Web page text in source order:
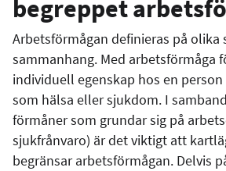
begreppet
Arbetsförmågan definieras på olika
sammanhang. Med arbetsförmåga
individuell egenskap hos en
som hälsa eller sjukdom. I
förmåner som grundar sig på
sjukfrånvaro) är det viktigt att
begränsar arbetsförmågan. Delvis